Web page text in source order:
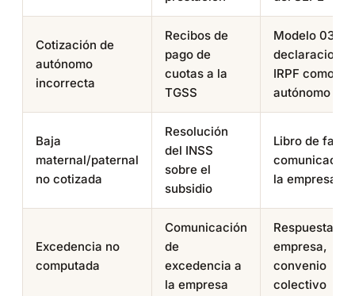
Cotización de
autónomo
incorrecta
Recibos de
pago de
cuotas a la
TGSS
Modelo 036/
IRPF como
autónomo
Baja
maternal/paternal
no cotizada
Resolución
del INSS
sobre el
subsidio
Libro de
la empresa
Excedencia no
computada
Comunicación
de
excedencia a
la empresa
Respuesta de
empresa,
convenio
colectivo